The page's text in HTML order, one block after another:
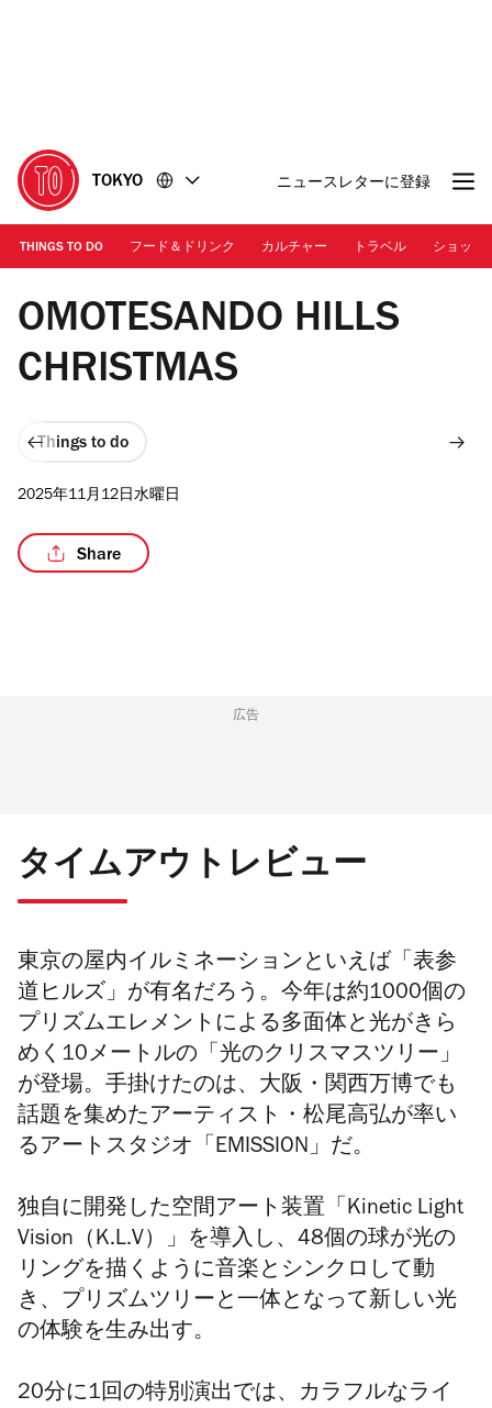
に
移
動
移
動
TOKYO ニュースレターに登録
THINGS TO DO フード＆ドリンク カルチャー トラベル ショッピ
画像提供：表参道ヒルズ
OMOTESANDO HILLS
CHRISTMAS
Things to do
2025年11月12日水曜日
Share
広告
タイムアウトレビュー
東京の屋内イルミネーションといえば「表参
道ヒルズ」が有名だろう。今年は約1000個の
プリズムエレメントによる多面体と光がきら
めく10メートルの「光のクリスマスツリー」
が登場。手掛けたのは、大阪・関西万博でも
話題を集めたアーティスト・松尾高弘が率い
るアートスタジオ「EMISSION」だ。
独自に開発した空間アート装置「Kinetic Light
Vision（K.L.V）」を導入し、48個の球が光の
リングを描くように音楽とシンクロして動
き、プリズムツリーと一体となって新しい光
の体験を生み出す。
20分に1回の特別演出では、カラフルなライ